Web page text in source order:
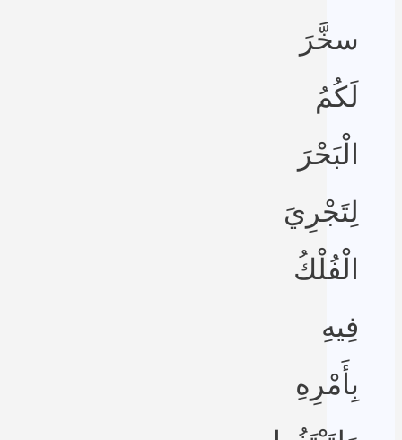
سخَّرَ
لَكُمُ
الْبَحْرَ
لِتَجْرِيَ
الْفُلْكُ
فِيهِ
بِأَمْرِهِ